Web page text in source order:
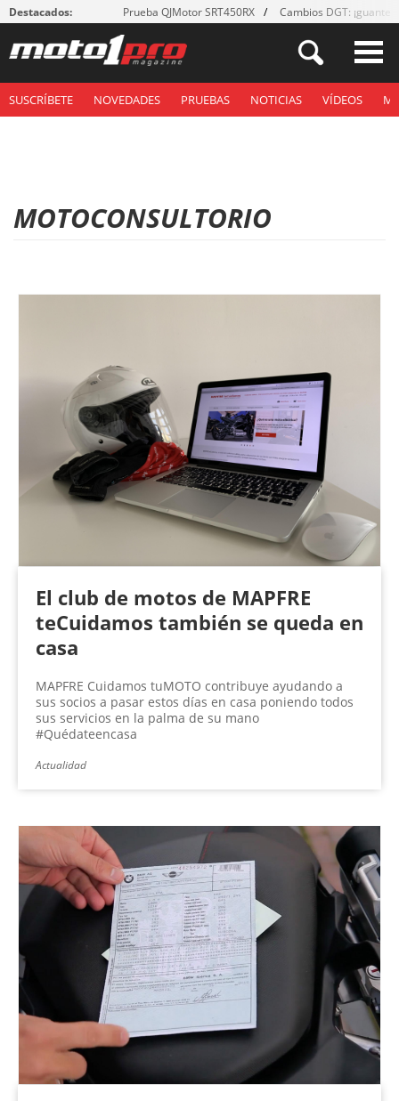
Destacados: Prueba QJMotor SRT450RX Cambios DGT: ¡guantes!
SUSCRÍBETE NOVEDADES PRUEBAS NOTICIAS VÍDEOS
MOTOCONSULTORIO
El club de motos de MAPFRE
teCuidamos también se queda en
casa
MAPFRE Cuidamos tuMOTO contribuye ayudando a
sus socios a pasar estos días en casa poniendo todos
sus servicios en la palma de su mano
#Quédateencasa
Actualidad